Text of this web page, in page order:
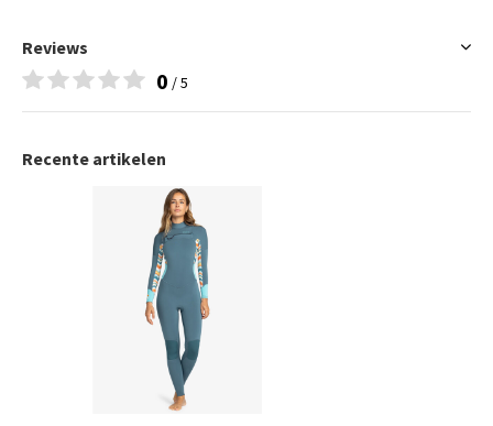
Reviews
0 / 5
Recente artikelen